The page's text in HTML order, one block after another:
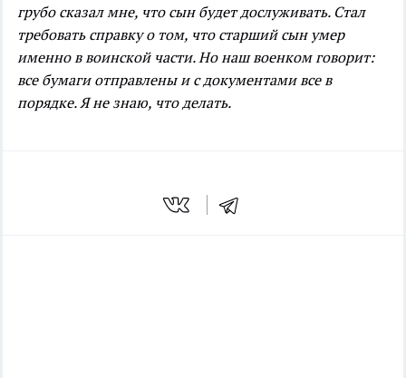
грубо сказал мне, что сын будет дослуживать. Стал
требовать справку о том, что старший сын умер
именно в воинской части. Но наш военком говорит:
все бумаги отправлены и с документами все в
порядке. Я не знаю, что делать.